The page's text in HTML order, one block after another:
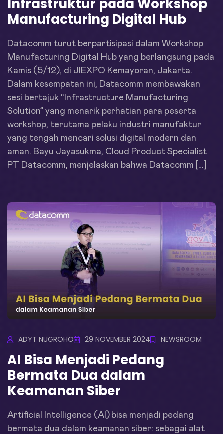
Infrastruktur pada Workshop
Manufacturing Digital Hub
Datacomm turut berpartisipasi dalam Workshop
Manufacturing Digital Hub yang berlangsung pada
Kamis (5/12), di JIEXPO Kemayoran, Jakarta.
Dalam kesempatan ini, Datacomm membawakan
sesi bertajuk “Infrastructure Manufacturing
Solution” yang menarik perhatian para peserta
workshop, terutama pelaku industri manufaktur
yang tengah mencari solusi digital modern dan
aman. Bayu Jayasukma, Cloud Product Specialist
PT Datacomm, menjelaskan bahwa Datacomm […]
ADYT NUGROHO 29 NOVEMBER 2024 NEWSROOM
AI Bisa Menjadi Pedang
Bermata Dua dalam
Keamanan Siber
Artificial Intelligence (AI) bisa menjadi pedang
bermata dua dalam keamanan siber: sebagai alat